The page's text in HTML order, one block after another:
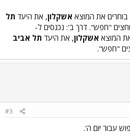
בוחרים את המוצא אשקלון, את היעד תל
"חפש". דרך ב': נכנסים ל-
המוצא אשקלון, את היעד תל אביב
"חפש".
#3
עבור יום ה'.